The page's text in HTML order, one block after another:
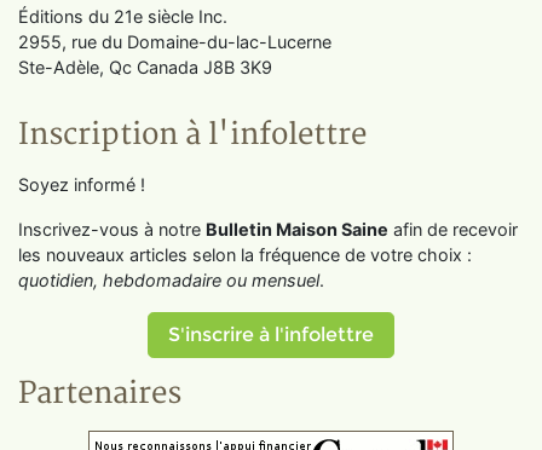
Éditions du 21e siècle Inc.
2955, rue du Domaine-du-lac-Lucerne
Ste-Adèle, Qc Canada J8B 3K9
Inscription à l'infolettre
Soyez informé !
Inscrivez-vous à notre Bulletin Maison Saine afin de recevoir
les nouveaux articles selon la fréquence de votre choix :
quotidien, hebdomadaire ou mensuel.
S'inscrire à l'infolettre
Partenaires